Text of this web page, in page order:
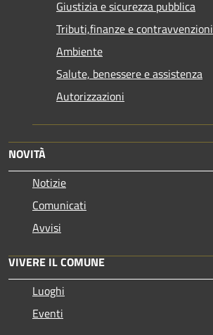
Giustizia e sicurezza pubblica
Tributi,finanze e contravvenzioni
Ambiente
Salute, benessere e assistenza
Autorizzazioni
NOVITÀ
Notizie
Comunicati
Avvisi
VIVERE IL COMUNE
Luoghi
Eventi